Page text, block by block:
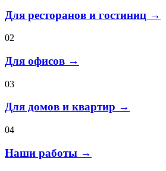
Для ресторанов и гостиниц →
02
Для офисов →
03
Для домов и квартир →
04
Наши работы →